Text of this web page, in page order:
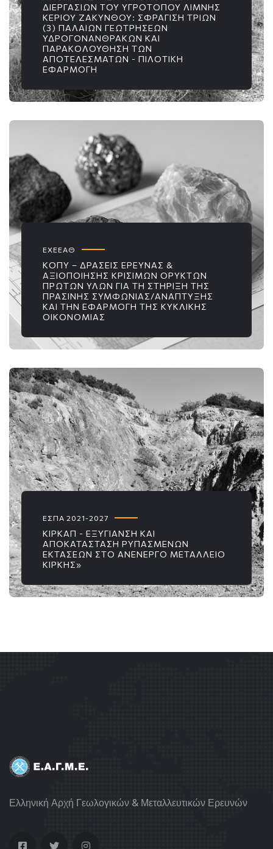
ΔΙΕΡΓΑΣΙΏΝ ΤΟΥ ΥΓΡΟΤΌΠΟΥ ΛΊΜΝΗΣ
ΚΕΡΙΟΎ ΖΑΚΎΝΘΟΥ: ΣΦΡΆΓΙΣΗ ΤΡΙΏΝ
(3) ΠΑΛΑΙΏΝ ΓΕΩΤΡΉΣΕΩΝ
ΥΔΡΟΓΟΝΑΝΘΡΆΚΩΝ ΚΑΙ
ΠΑΡΑΚΟΛΟΎΘΗΣΗ ΤΩΝ
ΑΠΟΤΕΛΕΣΜΆΤΩΝ - ΠΙΛΟΤΙΚΉ
ΕΦΑΡΜΟΓΉ
ΕΧΕΕΑΘ
ΚΟΠΥ – ΔΡΆΣΕΙΣ ΈΡΕΥΝΑΣ &
ΑΞΙΟΠΟΊΗΣΗΣ ΚΡΊΣΙΜΩΝ ΟΡΥΚΤΏΝ
ΠΡΏΤΩΝ ΥΛΏΝ ΓΙΑ ΤΗ ΣΤΉΡΙΞΗ ΤΗΣ
ΠΡΆΣΙΝΗΣ ΣΥΜΦΩΝΊΑΣ/ΑΝΆΠΤΥΞΗΣ
ΚΑΙ ΤΗΝ ΕΦΑΡΜΟΓΉ ΤΗΣ ΚΥΚΛΙΚΉΣ
ΟΙΚΟΝΟΜΊΑΣ
ΕΣΠΑ 2021-2027
ΚΙΡΚΑΠ - ΕΞΥΓΙΑΝΣΗ ΚΑΙ
ΑΠΟΚΑΤΑΣΤΑΣΗ ΡΥΠΑΣΜΕΝΩΝ
ΕΚΤΑΣΕΩΝ ΣΤΟ ΑΝΕΝΕΡΓΟ ΜΕΤΑΛΛΕΙΟ
ΚΙΡΚΗΣ»
Ελληνική Αρχή Γεωλογικών & Μεταλλευτικών Ερευνών